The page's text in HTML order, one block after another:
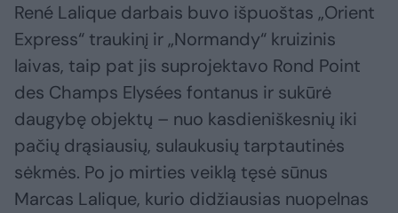
René Lalique darbais buvo išpuoštas „Orient
Express“ traukinį ir „Normandy“ kruizinis
laivas, taip pat jis suprojektavo Rond Point
des Champs Elysées fontanus ir sukūrė
daugybę objektų – nuo kasdieniškesnių iki
pačių drąsiausių, sulaukusių tarptautinės
sėkmės. Po jo mirties veiklą tęsė sūnus
Marcas Lalique, kurio didžiausias nuopelnas